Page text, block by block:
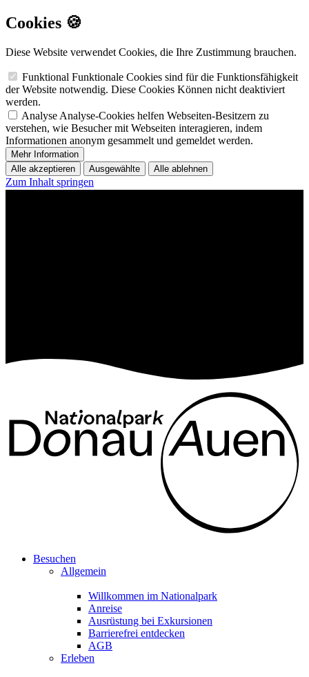
Cookies 🍪
Diese Website verwendet Cookies, die Ihre Zustimmung brauchen.
Funktional Funktionale Cookies sind für die Funktionsfähigkeit
der Website notwendig. Diese Cookies Können nicht deaktiviert
werden.
Analyse Analyse-Cookies helfen Webseiten-Besitzern zu
verstehen, wie Besucher mit Webseiten interagieren, indem
Informationen anonym gesammelt und gemeldet werden.
Mehr Information
Alle akzeptieren
Ausgewählte Alle ablehnen
Zum Inhalt springen
Besuchen
Allgemein
Willkommen im Nationalpark
Anreise
Ausrüstung bei Exkursionen
Barrierefrei entdecken
AGB
Erleben